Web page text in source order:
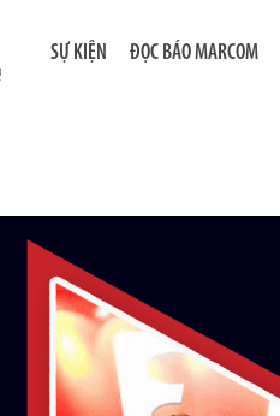
SỰ KIỆN ĐỌC BÁO MARCOM